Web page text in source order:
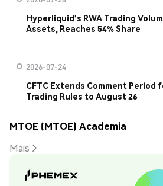
Hyperliquid's RWA Trading
Assets, Reaches 54% Share
2026-07-24
CFTC Extends Comment Period
Trading Rules to August 26
MTOE (MTOE) Academia
Mais